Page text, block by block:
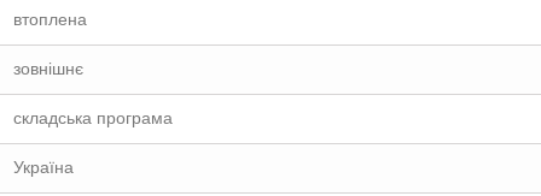
втоплена
зовнішнє
складська програма
Україна